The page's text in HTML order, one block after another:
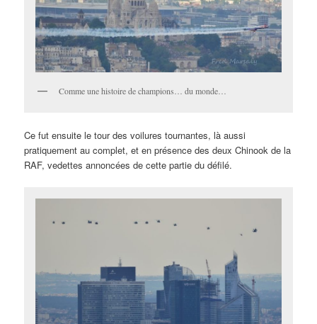
Comme une histoire de champions… du monde…
Ce fut ensuite le tour des voilures tournantes, là aussi
pratiquement au complet, et en présence des deux Chinook de la
RAF, vedettes annoncées de cette partie du défilé.